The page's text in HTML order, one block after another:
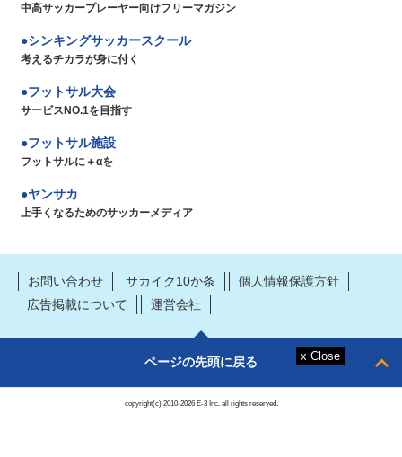
中高サッカープレーヤー向けフリーマガジン
シンキングサッカースクール
考えるチカラが身に付く
フットサル大会
サービスNO.1を目指す
フットサル施設
フットサルに＋αを
ヤンサカ
上手くなるためのサッカーメディア
お問い合わせ サカイク10か条
個人情報保護方針
広告掲載について
運営会社
ページの先頭に戻る
copyright(c) 2010-2026 E-3 Inc. all rights reserved.